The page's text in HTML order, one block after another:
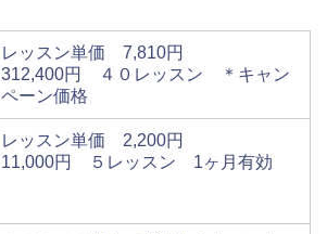
レッスン単価 7,810円
312,400円 ４０レッスン ＊キャン
ペーン価格
レッスン単価 2,200円
11,000円 ５レッスン 1ヶ月有効